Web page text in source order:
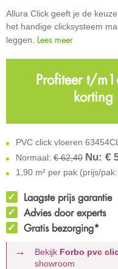
Allura Click geeft je de
het handige clicksysteem
leggen. Lees meer
Profiteer t/
PVC click vloeren
Normaal: € 62,40 Nu: €
1,90 m² per pak (prijs/
Laagste prijs garantie
Advies door experts
Gratis bezorging*
Bekijk Forbo pvc
showroom